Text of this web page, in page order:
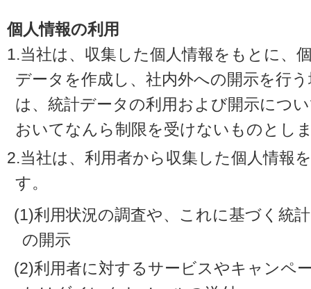
個人情報の利用
1.当社は、収集した個人情報をもとに、
データを作成し、社内外への開示を行
は、統計データの利用および開示につ
おいてなんら制限を受けないものとし
2.当社は、利用者から収集した個人情報
す。
(1)利用状況の調査や、これに基づく統
の開示
(2)利用者に対するサービスやキャンペ